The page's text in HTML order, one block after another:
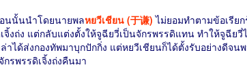
นนั้นนำโดยนายพลหยวีเชียน (于谦) ไม่ยอมทำตามข้อเรียก
จิ้งถ่ง แต่กลับแต่งตั้งให้จูฉียวี่เป็นจักรพรรดิแทน ทำให้จูฉีย
าได้ส่งกองทัพมาบุกปักกิ่ง แต่หยวีเชียนก็ได้ตั้งรับอย่างดีจ
รพรรดิเจิ้งถ่งคืนมา